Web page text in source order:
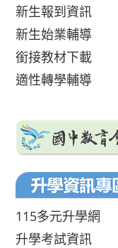
新生報到資訊
新生始業輔導
銜接教材下載
適性轉學輔導
115多元升學網
升學考試資訊